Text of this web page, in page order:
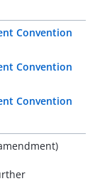
Convention
Convention
Convention